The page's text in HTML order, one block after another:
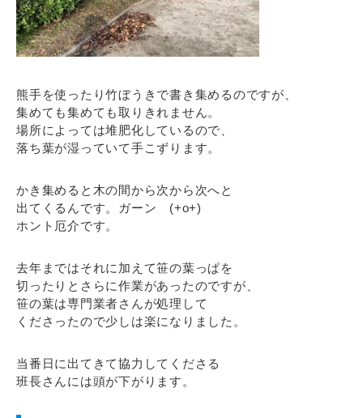
熊手を使ったり竹ぼうきで書き集めるのですが、
集めても集めても取りきれません。
場所によっては堆肥化しているので、
落ち葉が湿っていて手こずります。
かき集めると木の間から次から次へと
出てくるんです。ガーン (+o+)
ホント厄介です。
去年まではそれに加えて笹の葉っぱを
切ったりとさらに作業があったのですが、
笹の葉は専門業者さんが処理して
くださったので少しは楽になりました。
当番日に出てきて協力してくださる
班長さんには頭が下がります。